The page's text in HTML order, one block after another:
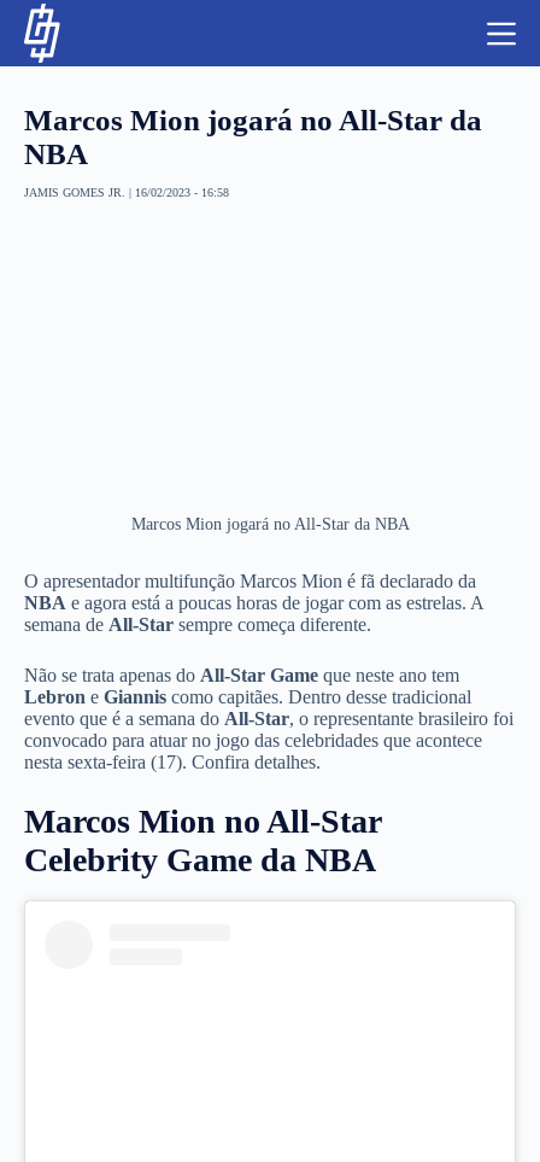
Marcos Mion jogará no All-Star da
NBA
JAMIS GOMES JR. | 16/02/2023 - 16:58
Marcos Mion jogará no All-Star da NBA
O apresentador multifunção Marcos Mion é fã declarado da
NBA e agora está a poucas horas de jogar com as estrelas. A
semana de All-Star sempre começa diferente.
Não se trata apenas do All-Star Game que neste ano tem
Lebron e Giannis como capitães. Dentro desse tradicional
evento que é a semana do All-Star, o representante brasileiro foi
convocado para atuar no jogo das celebridades que acontece
nesta sexta-feira (17). Confira detalhes.
Marcos Mion no All-Star
Celebrity Game da NBA